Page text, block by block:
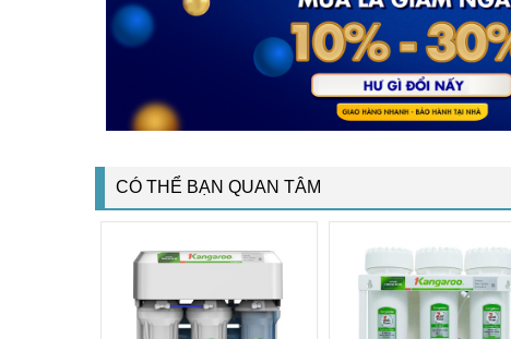
CÓ THỂ BẠN QUAN TÂM